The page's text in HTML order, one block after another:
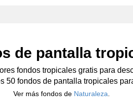
de pantalla
fondos tropicales gratis para
50 fondos de pantalla tropicales
Ver más fondos de Naturaleza